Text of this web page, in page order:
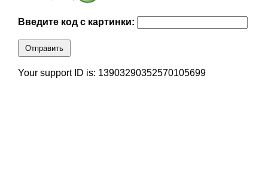
Введите код с картинки:
Отправить
Your support ID is: 13903290352570105699